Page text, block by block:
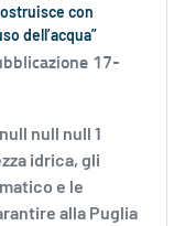
con
dell’acqua”
17-
null null 1
idrica, gli
e le
alla Puglia